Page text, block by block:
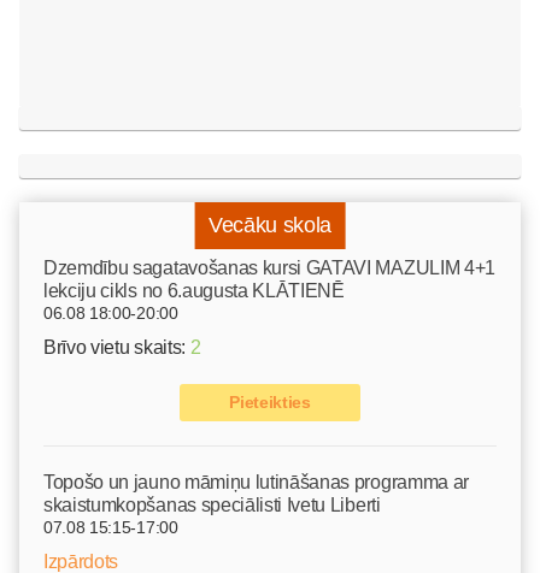
Vecāku skola
Dzemdību sagatavošanas kursi GATAVI MAZULIM 4+1
lekciju cikls no 6.augusta KLĀTIENĒ
06.08 18:00-20:00
Brīvo vietu skaits: 2
Pieteikties
Topošo un jauno māmiņu lutināšanas programma ar
skaistumkopšanas speciālisti Ivetu Liberti
07.08 15:15-17:00
Izpārdots